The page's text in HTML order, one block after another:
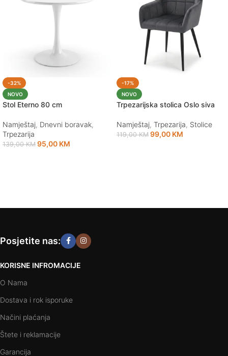
-32%
NOVO
Stol Eterno 80 cm
Namještaj, Dnevni boravak,
Trpezarija
139,00KM 95,00 KM
-17%
NOVO
Trpezarijska stolica Oslo siva
Namještaj, Trpezarija, Stolice
119,00KM 99,00 KM
Posjetite nas:
KORISNE INFROMACIJE
O Nama
Dostava i rok isporuke
Načini plaćanja
Štete i reklamacije
Garancija